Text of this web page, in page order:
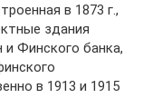
в 1873 г.,
здания
Финского банка,
в 1913 и 1915